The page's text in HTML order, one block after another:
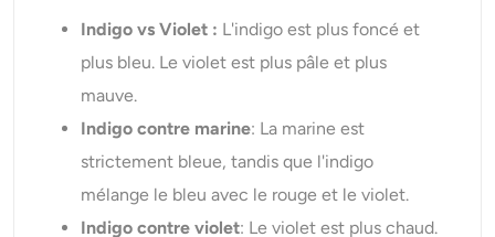
Indigo vs Violet : L'indigo est plus foncé et
plus bleu. Le violet est plus pâle et plus
mauve.
Indigo contre marine: La marine est
strictement bleue, tandis que l'indigo
mélange le bleu avec le rouge et le violet.
Indigo contre violet: Le violet est plus chaud.